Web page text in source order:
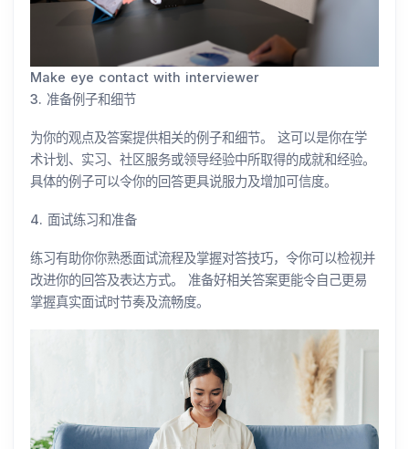
Make eye contact with interviewer
3. 准备例子和细节
为你的观点及答案提供相关的例子和细节。 这可以是你在学
术计划、实习、社区服务或领导经验中所取得的成就和经验。
具体的例子可以令你的回答更具说服力及增加可信度。
4. 面试练习和准备
练习有助你你熟悉面试流程及掌握对答技巧，令你可以检视并
改进你的回答及表达方式。 准备好相关答案更能令自己更易
掌握真实面试时节奏及流畅度。